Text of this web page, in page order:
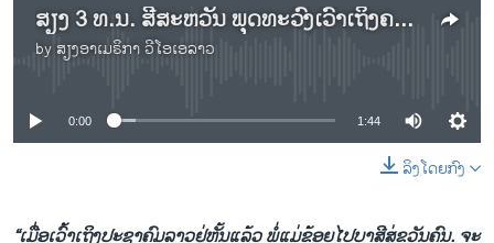
ສຽງ 3 ທ.ນ. ສີສະຫວັນ ພຸດທະວົງເວົ້າເຖິງຄວາມສາມັກຄີຂອງຄົນລາວ ແລະບົດບາດຂອງພໍ່ທ່ານນາງໃນການຊ່ວຍເຫລືອຄົນລາວ
by ສຽງອາເມຣິກາ ວີໂອເອລາວ
No media source currently available
0:00 1:44
ລິງໂດຍກົງ
“ເມື່ອເວົ້າເຖິງປະຊາຄົມລາວຢູ່ຫັ້ນແລ້ວ ພໍ່ແມ່ຂ້ອຍໄປບາສີສູ່ຂວັນຄົນ. ຈະ